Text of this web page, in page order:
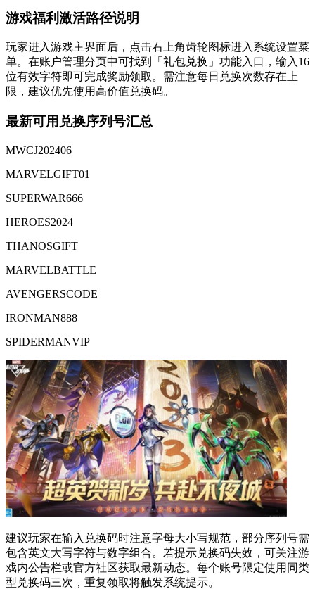
游戏福利激活路径说明
玩家进入游戏主界面后，点击右上角齿轮图标进入系统设置菜
单。在账户管理分页中可找到「礼包兑换」功能入口，输入16
位有效字符即可完成奖励领取。需注意每日兑换次数存在上
限，建议优先使用高价值兑换码。
最新可用兑换序列号汇总
MWCJ202406
MARVELGIFT01
SUPERWAR666
HEROES2024
THANOSGIFT
MARVELBATTLE
AVENGERSCODE
IRONMAN888
SPIDERMANVIP
建议玩家在输入兑换码时注意字母大小写规范，部分序列号需
包含英文大写字符与数字组合。若提示兑换码失效，可关注游
戏内公告栏或官方社区获取最新动态。每个账号限定使用同类
型兑换码三次，重复领取将触发系统提示。